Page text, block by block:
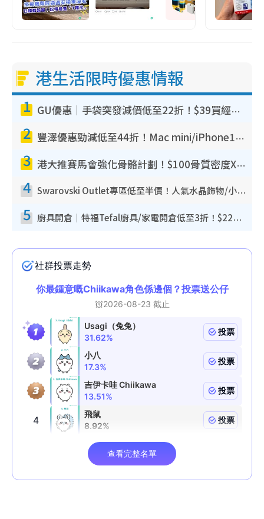
港生活限時優惠情報
1 GU優惠｜手袋突發減價低至22折！$39買經典波士頓包/餃子袋！飾物同步減價$29起！
2 豐澤優惠勁減低至44折！Mac mini/iPhone17Pro大減價！廚房家電$220起
3 港大推賽馬會強化骨骼計劃！$100骨質密度X光檢查 完成免費運動訓練送超市禮券！附參加資格
4 Swarovski Outlet專區低至半價！人氣水晶飾物/小擺設$138起！迪士尼款/水晶高跟鞋都有平
5 廚具開倉｜特福Tefal廚具/家電開倉低至3折！$220起買平底鍋/炒鑊/湯煲！電飯煲/吸塵機/燙斗$418起